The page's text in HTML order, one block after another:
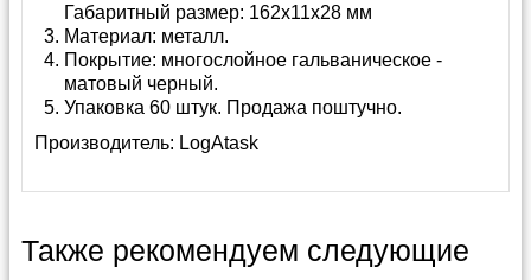
Габаритный размер: 162х11х28 мм
Материал: металл.
Покрытие: многослойное гальваническое -
матовый черный.
Упаковка 60 штук. Продажа поштучно.
Производитель: LogAtask
Также рекомендуем следующие